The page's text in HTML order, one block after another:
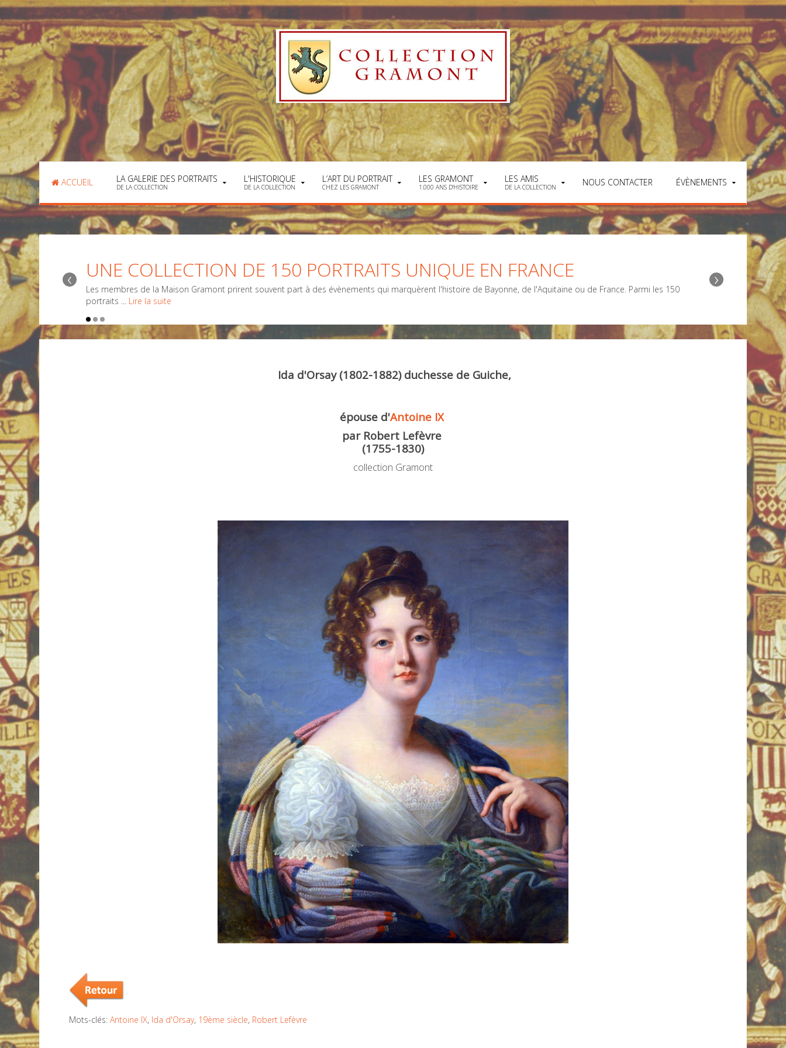
ACCUEIL LA GALERIE DES PORTRAITS
DE LA COLLECTION
L'HISTORIQUE
DE LA COLLECTION
L’ART DU PORTRAIT
CHEZ LES GRAMONT
LES GRAMONT
1.000 ANS D'HISTOIRE
LES AMIS
DE LA COLLECTION NOUS CONTACTER ÉVÈNEMENTS
UNE COLLECTION DE 150 PORTRAITS UNIQUE EN FRANCE
Les membres de la Maison Gramont prirent souvent part à des évènements qui marquèrent l'histoire de Bayonne, de l'Aquitaine ou de France. Parmi les 150
portraits ... Lire la suite
›
‹
Ida d'Orsay (1802-1882) duchesse de Guiche,
épouse d'Antoine IX
par Robert Lefèvre
(1755-1830)
collection Gramont
Mots-clés: Antoine IX, Ida d'Orsay, 19ème siècle, Robert Lefèvre